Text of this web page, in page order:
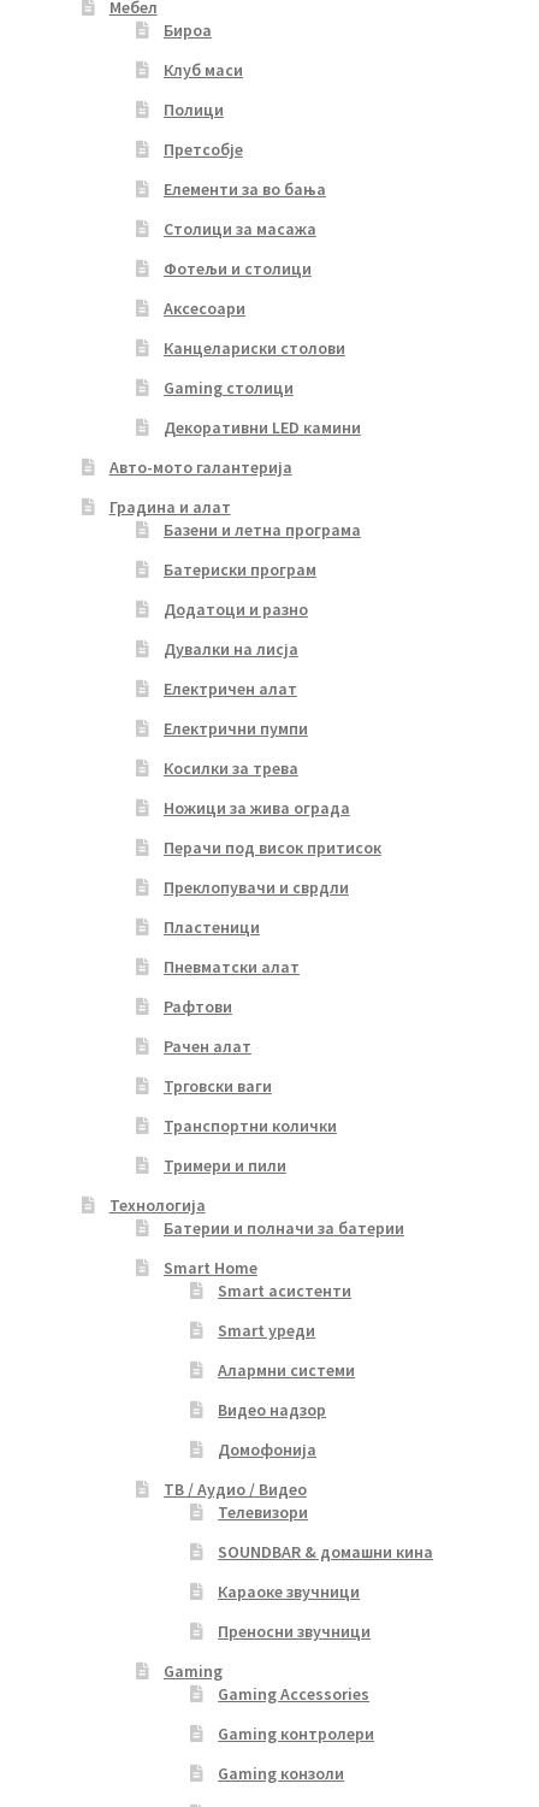
Мебел
Бироа
Клуб маси
Полици
Претсобје
Елементи за во бања
Столици за масажа
Фотељи и столици
Аксесоари
Канцелариски столови
Gaming столици
Декоративни LED камини
Авто-мото галантерија
Градина и алат
Базени и летна програма
Батериски програм
Додатоци и разно
Дувалки на лисја
Електричен алат
Електрични пумпи
Косилки за трева
Ножици за жива ограда
Перачи под висок притисок
Преклопувачи и сврдли
Пластеници
Пневматски алат
Рафтови
Рачен алат
Трговски ваги
Транспортни колички
Тримери и пили
Технологија
Батерии и полначи за батерии
Smart Home
Smart асистенти
Smart уреди
Алармни системи
Видео надзор
Домофонија
ТВ / Аудио / Видео
Телевизори
SOUNDBAR & домашни кина
Караоке звучници
Преносни звучници
Gaming
Gaming Accessories
Gaming контролери
Gaming конзоли